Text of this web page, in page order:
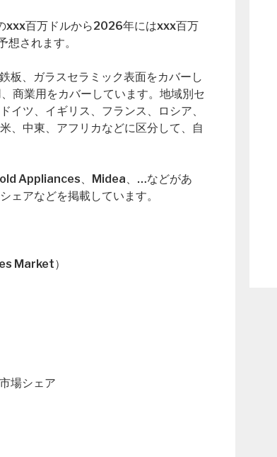
xxx百万ドルから2026年にはxxx百万
されます。
板、ガラスセラミック表面をカバーし
商業用をカバーしています。地域別セ
イツ、イギリス、フランス、ロシア、
、中東、アフリカなどに区分して、自
Appliances、Midea、…などがあ
ェアなどを掲載しています。
Market）
場シェア